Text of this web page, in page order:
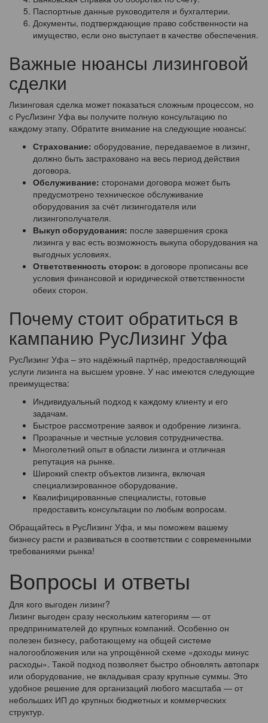
Паспортные данные руководителя и бухгалтерии.
Документы, подтверждающие право собственности на
имущество, если оно выступает в качестве обеспечения.
Важные нюансы лизинговой
сделки
Лизинговая сделка может показаться сложным процессом, но
с РусЛизинг Уфа вы получите полную консультацию по
каждому этапу. Обратите внимание на следующие нюансы:
Страхование: оборудование, передаваемое в лизинг,
должно быть застраховано на весь период действия
договора.
Обслуживание: сторонами договора может быть
предусмотрено техническое обслуживание
оборудования за счёт лизингодателя или
лизингополучателя.
Выкуп оборудования: после завершения срока
лизинга у вас есть возможность выкупа оборудования на
выгодных условиях.
Ответственность сторон: в договоре прописаны все
условия финансовой и юридической ответственности
обеих сторон.
Почему стоит обратиться в
кампанию РусЛизинг Уфа
РусЛизинг Уфа – это надёжный партнёр, предоставляющий
услуги лизинга на высшем уровне. У нас имеются следующие
преимущества:
Индивидуальный подход к каждому клиенту и его
задачам.
Быстрое рассмотрение заявок и одобрение лизинга.
Прозрачные и честные условия сотрудничества.
Многолетний опыт в области лизинга и отличная
репутация на рынке.
Широкий спектр объектов лизинга, включая
специализированное оборудование.
Квалифицированные специалисты, готовые
предоставить консультации по любым вопросам.
Обращайтесь в РусЛизинг Уфа, и мы поможем вашему
бизнесу расти и развиваться в соответствии с современными
требованиями рынка!
Вопросы и ответы
Для кого выгоден лизинг?
Лизинг выгоден сразу нескольким категориям — от
предпринимателей до крупных компаний. Особенно он
полезен бизнесу, работающему на общей системе
налогообложения или на упрощённой схеме «доходы минус
расходы». Такой подход позволяет быстро обновлять автопарк
или оборудование, не вкладывая сразу крупные суммы. Это
удобное решение для организаций любого масштаба — от
небольших ИП до крупных бюджетных и коммерческих
структур.